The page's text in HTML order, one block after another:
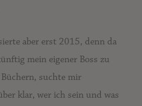
aber erst 2015, denn da
mein eigener Boss zu
suchte mir
klar, wer ich sein und was